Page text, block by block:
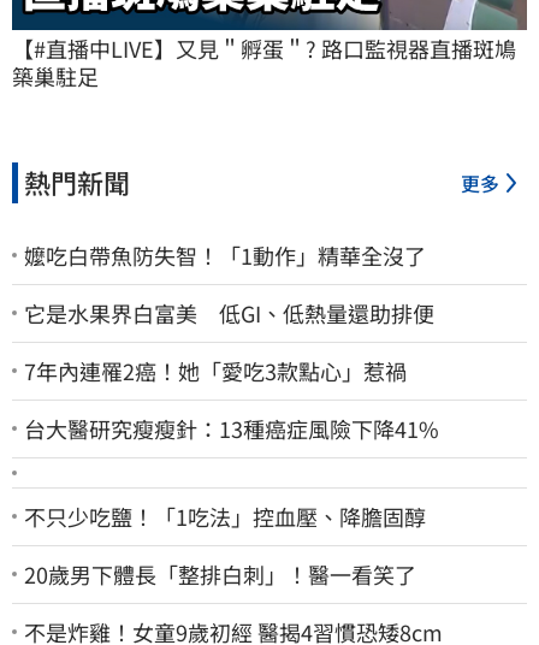
【#直播中LIVE】又見＂孵蛋＂? 路口監視器直播斑鳩
築巢駐足
熱門新聞 更多
嬤吃白帶魚防失智！「1動作」精華全沒了
它是水果界白富美 低GI、低熱量還助排便
7年內連罹2癌！她「愛吃3款點心」惹禍
台大醫研究瘦瘦針：13種癌症風險下降41%
不只少吃鹽！「1吃法」控血壓、降膽固醇
20歲男下體長「整排白刺」！醫一看笑了
不是炸雞！女童9歲初經 醫揭4習慣恐矮8cm